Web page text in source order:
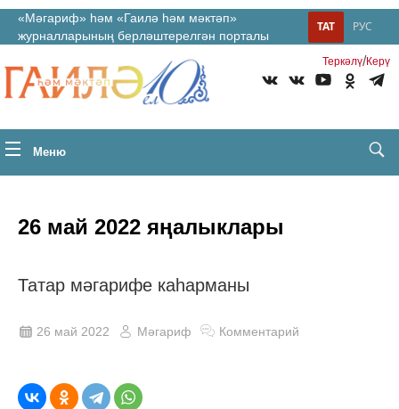
«Мәгариф» һәм «Гаилә һәм мәктәп»
журналларының берләштерелгән порталы
РУС
ТАТ
Теркəлү/Керү
Меню
26 май 2022 яңалыклары
Татар мәгарифе каһарманы
26 май 2022 Мәгариф Комментарий